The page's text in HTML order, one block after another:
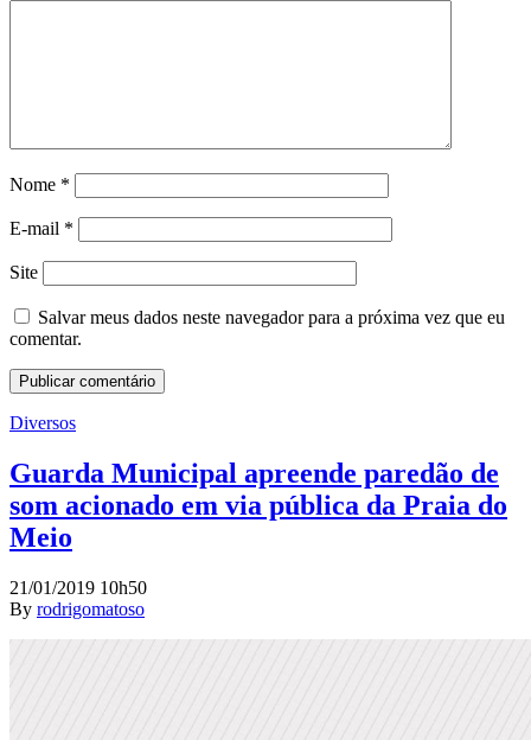
Nome *
E-mail *
Site
Salvar meus dados neste navegador para a próxima vez que eu
comentar.
Diversos
Guarda Municipal apreende paredão de
som acionado em via pública da Praia do
Meio
21/01/2019 10h50
By rodrigomatoso